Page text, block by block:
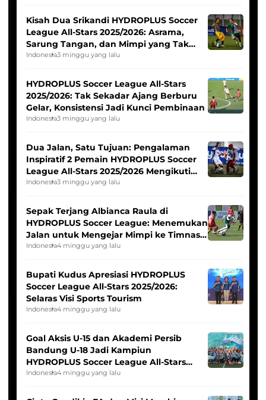
Kisah Dua Srikandi HYDROPLUS Soccer
League All-Stars 2025/2026: Asrama,
Sarung Tangan, dan Mimpi yang Tak
Pernah Padam
Indonesia3 minggu yang lalu
HYDROPLUS Soccer League All-Stars
2025/2026: Tak Sekadar Ajang Berburu
Gelar, Konsistensi Jadi Kunci Pembinaan
Indonesia3 minggu yang lalu
Dua Jalan, Satu Tujuan: Pengalaman
Inspiratif 2 Pemain HYDROPLUS Soccer
League All-Stars 2025/2026 Mengikuti
Seleksi Timnas Indonesia Putri
Indonesia3 minggu yang lalu
Sepak Terjang Albianca Raula di
HYDROPLUS Soccer League: Menemukan
Jalan untuk Mengejar Mimpi ke Timnas
Indonesia Putri
Indonesia4 minggu yang lalu
Bupati Kudus Apresiasi HYDROPLUS
Soccer League All-Stars 2025/2026:
Selaras Visi Sports Tourism
Indonesia4 minggu yang lalu
Goal Aksis U-15 dan Akademi Persib
Bandung U-18 Jadi Kampiun
HYDROPLUS Soccer League All-Stars
2025/2026
Indonesia4 minggu yang lalu